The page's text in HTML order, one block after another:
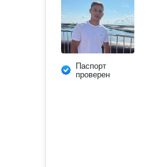
Паспорт
проверен